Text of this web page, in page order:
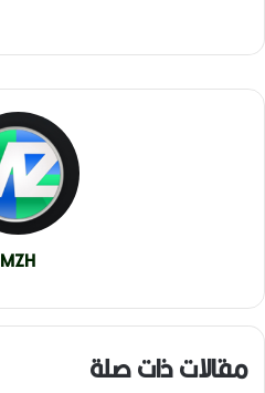
MZH
مقالات ذات صلة